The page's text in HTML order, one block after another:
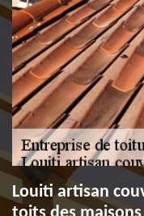
Louiti artisan